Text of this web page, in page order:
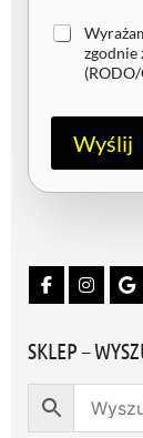
Z
zgodnie
Wyślij
SKLEP –